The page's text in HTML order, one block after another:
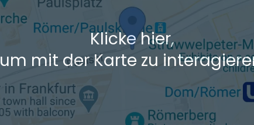
Klicke hier,
um mit der Karte zu